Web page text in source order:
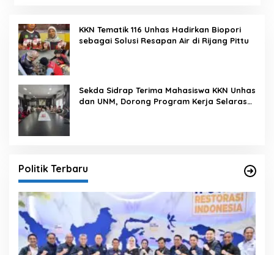
KKN Tematik 116 Unhas Hadirkan Biopori
sebagai Solusi Resapan Air di Rijang Pittu
Sekda Sidrap Terima Mahasiswa KKN Unhas
dan UNM, Dorong Program Kerja Selaras
Politik Terbaru